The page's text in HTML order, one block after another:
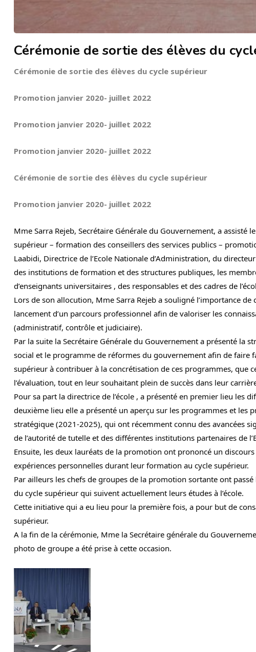
Cérémonie de sortie des élèves du
Cérémonie de sortie des élèves du cycle supérieur
Promotion janvier 2020- juillet 2022
Promotion janvier 2020- juillet 2022
Promotion janvier 2020- juillet 2022
Cérémonie de sortie des élèves du cycle supérieur
Promotion janvier 2020- juillet 2022
Mme Sarra Rejeb, Secrétaire Générale du Gouvernement, a
supérieur – formation des conseillers des services publics –
Laabidi, Directrice de l’Ecole Nationale d’Administration, du
des institutions de formation et des structures publiques, les
d’enseignants universitaires , des responsables et des cadres de
Lors de son allocution, Mme Sarra Rejeb a souligné l’importance
lancement d’un parcours professionnel afin de valoriser les
(administratif, contrôle et judiciaire).
Par la suite la Secrétaire Générale du Gouvernement a présenté la
social et le programme de réformes du gouvernement afin de faire
supérieur à contribuer à la concrétisation de ces programmes, que
l’évaluation, tout en leur souhaitant plein de succès dans leur
Pour sa part la directrice de l’école , a présenté en premier lieu
deuxième lieu elle a présenté un aperçu sur les programmes et les
stratégique (2021-2025), qui ont récemment connu des avancées
de l’autorité de tutelle et des différentes institutions partenaires de
Ensuite, les deux lauréats de la promotion ont prononcé un
expériences personnelles durant leur formation au cycle supérieur.
Par ailleurs les chefs de groupes de la promotion sortante ont
du cycle supérieur qui suivent actuellement leurs études à l’école.
Cette initiative qui a eu lieu pour la première fois, a pour but de
supérieur.
A la fin de la cérémonie, Mme la Secrétaire générale du
photo de groupe a été prise à cette occasion.